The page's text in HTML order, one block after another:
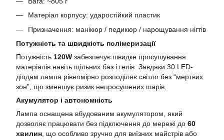
Матеріал корпусу: ударостійкий пластик
Призначення: манікюр / педикюр / нарощування нігтів
Потужність та швидкість полімеризації
Потужність 120W забезпечує швидке просушування
матеріалів навіть щільних баз і гелів. Завдяки 30 LED-
діодам лампа рівномірно розподіляє світло без “мертвих
зон”, що зменшує ризик непросушених шарів.
Акумулятор і автономність
Лампа оснащена вбудованим акумулятором, який
дозволяє працювати без підключення до мережі до 60
хвилин, що особливо зручно для виїзних майстрів або